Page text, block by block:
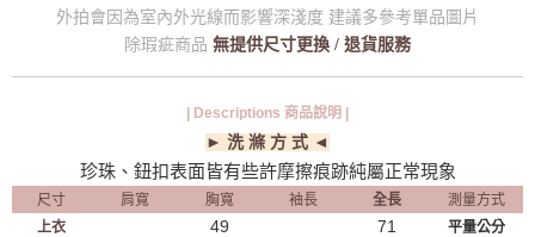
外拍會因為室內外光線而影響深淺度 建議多參考單品圖片
除瑕疵商品 無提供尺寸更換 / 退貨服務
| Descriptions 商品說明 |
► 洗 滌 方 式 ◄
珍珠、鈕扣表面皆有些許摩擦痕跡純屬正常現象
尺寸 肩寬 胸寬 袖長 全長
測量方式
上衣
49 71
平量公分